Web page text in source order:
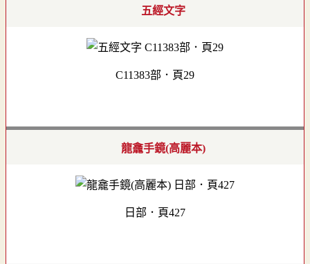
五經文字
C11383部．頁29
龍龕手鏡(高麗本)
日部．頁427